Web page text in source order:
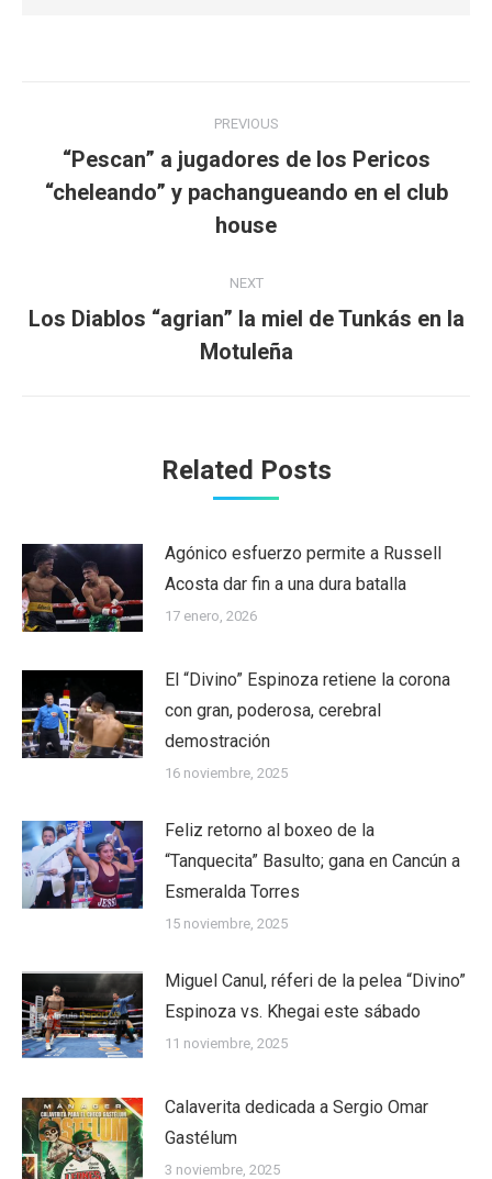
navigation
PREVIOUS
Previous
post:
“Pescan” a jugadores de los Pericos
“cheleando” y pachangueando en el club
house
NEXT
Next
post:
Los Diablos “agrian” la miel de Tunkás en la
Motuleña
Related Posts
Agónico esfuerzo permite a Russell
Acosta dar fin a una dura batalla
17 enero, 2026
El “Divino” Espinoza retiene la corona
con gran, poderosa, cerebral
demostración
16 noviembre, 2025
Feliz retorno al boxeo de la
“Tanquecita” Basulto; gana en Cancún a
Esmeralda Torres
15 noviembre, 2025
Miguel Canul, réferi de la pelea “Divino”
Espinoza vs. Khegai este sábado
11 noviembre, 2025
Calaverita dedicada a Sergio Omar
Gastélum
3 noviembre, 2025